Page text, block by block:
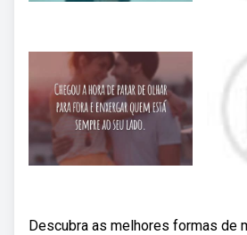
Descubra as melhores formas de